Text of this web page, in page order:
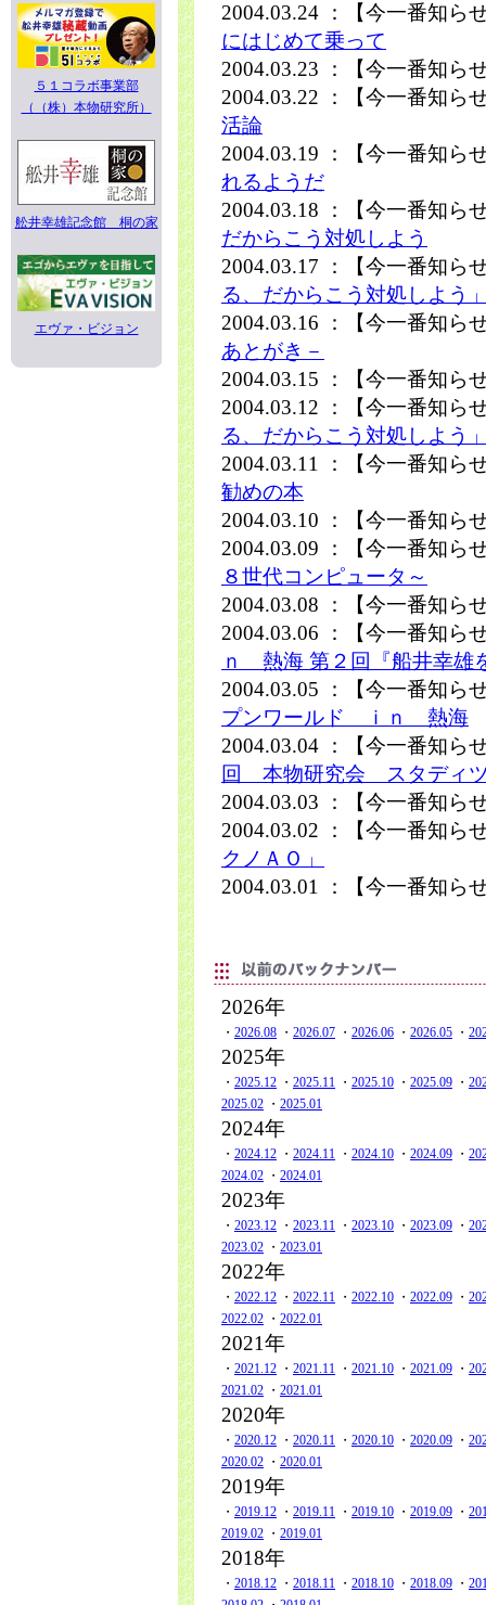
５１コラボ事業部
（（株）本物研究所）
舩井幸雄記念館 桐の家
エヴァ・ビジョン
2004.03.24 ：【今一番知ら
にはじめて乗って
2004.03.23 ：【今一番知ら
2004.03.22 ：【今一番知ら
活論
2004.03.19 ：【今一番知ら
れるようだ
2004.03.18 ：【今一番知ら
だからこう対処しよう
2004.03.17 ：【今一番知ら
る、だからこう対処しよう
2004.03.16 ：【今一番知ら
あとがき－
2004.03.15 ：【今一番知ら
2004.03.12 ：【今一番知ら
る、だからこう対処しよう
2004.03.11 ：【今一番知ら
勧めの本
2004.03.10 ：【今一番知ら
2004.03.09 ：【今一番知ら
８世代コンピュータ～
2004.03.08 ：【今一番知ら
2004.03.06 ：【今一番知ら
ｎ 熱海 第２回『船井幸雄
2004.03.05 ：【今一番知ら
プンワールド ｉｎ 熱海
2004.03.04 ：【今一番知ら
回 本物研究会 スタディ
2004.03.03 ：【今一番知ら
2004.03.02 ：【今一番知ら
クノＡＯ」
2004.03.01 ：【今一番知ら
2026年
・ 2026.08 ・ 2026.07 ・ 2026.06 ・ 2026.05 ・
2025年
・ 2025.12 ・ 2025.11 ・ 2025.10 ・ 2025.09 ・
2025.02 ・ 2025.01
2024年
・ 2024.12 ・ 2024.11 ・ 2024.10 ・ 2024.09 ・
2024.02 ・ 2024.01
2023年
・ 2023.12 ・ 2023.11 ・ 2023.10 ・ 2023.09 ・
2023.02 ・ 2023.01
2022年
・ 2022.12 ・ 2022.11 ・ 2022.10 ・ 2022.09 ・
2022.02 ・ 2022.01
2021年
・ 2021.12 ・ 2021.11 ・ 2021.10 ・ 2021.09 ・
2021.02 ・ 2021.01
2020年
・ 2020.12 ・ 2020.11 ・ 2020.10 ・ 2020.09 ・
2020.02 ・ 2020.01
2019年
・ 2019.12 ・ 2019.11 ・ 2019.10 ・ 2019.09 ・
2019.02 ・ 2019.01
2018年
・ 2018.12 ・ 2018.11 ・ 2018.10 ・ 2018.09 ・